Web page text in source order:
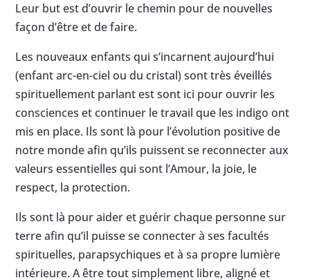
Leur but est d’ouvrir le chemin pour de nouvelles
façon d’être et de faire.
Les nouveaux enfants qui s’incarnent aujourd’hui
(enfant arc-en-ciel ou du cristal) sont très éveillés
spirituellement parlant est sont ici pour ouvrir les
consciences et continuer le travail que les indigo ont
mis en place. Ils sont là pour l’évolution positive de
notre monde afin qu’ils puissent se reconnecter aux
valeurs essentielles qui sont l’Amour, la joie, le
respect, la protection.
Ils sont là pour aider et guérir chaque personne sur
terre afin qu’il puisse se connecter à ses facultés
spirituelles, parapsychiques et à sa propre lumière
intérieure. A être tout simplement libre, aligné et